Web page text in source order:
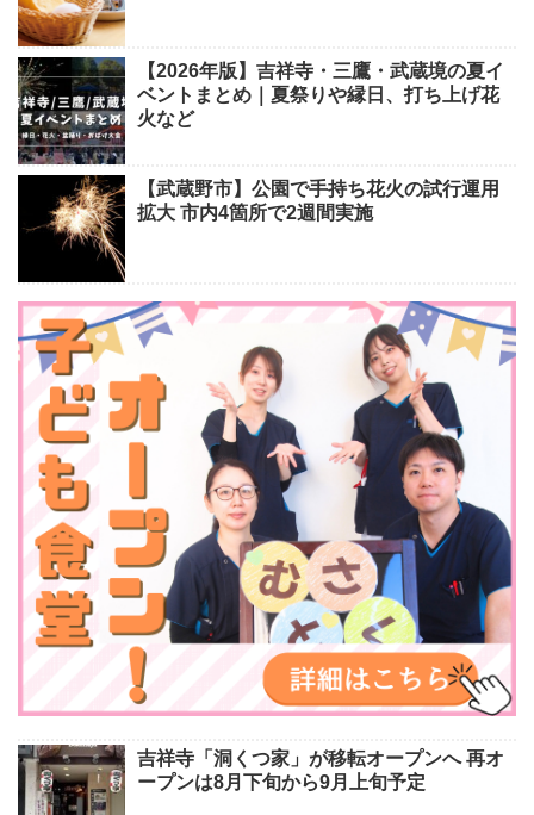
【2026年版】吉祥寺・三鷹・武蔵境の夏イ
ベントまとめ｜夏祭りや縁日、打ち上げ花
火など
【武蔵野市】公園で手持ち花火の試行運用
拡大 市内4箇所で2週間実施
吉祥寺「洞くつ家」が移転オープンへ 再オ
ープンは8月下旬から9月上旬予定